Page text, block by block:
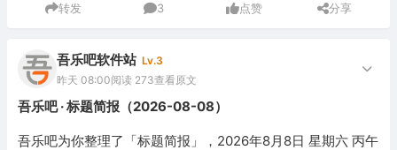
转发 3 点赞 分享
吾乐吧软件站 Lv.3
昨天 08:00阅读 273查看原文
吾乐吧 · 标题简报（2026-08-08）
吾乐吧为你整理了「标题简报」，2026年8月8日 星期六 丙午